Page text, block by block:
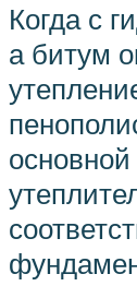
Когда с
а битум